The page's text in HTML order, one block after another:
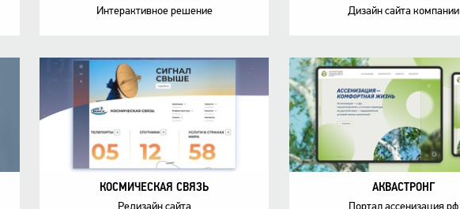
Интерактивное решение Дизайн сайта компании
КОСМИЧЕСКАЯ CВЯЗЬ
Редизайн сайта
АКВАСТРОНГ
Портал ассенизация.рф